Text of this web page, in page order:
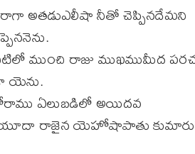
అతడుఎలీషా నీతో చెప్పినదేమని
ముంచి రాజు ముఖముమీద
యెను.
ఏలుబడిలో అయిదవ
రాజైన యెహోషాపాతు